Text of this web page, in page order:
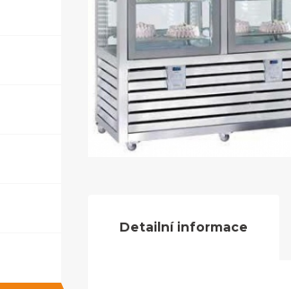
Detailní informace